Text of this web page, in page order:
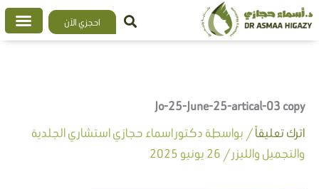
تخطي
إلى
احجزي الآن
Jo-25-June-25-artical-03 copy
اترك تعليقاً/ بواسطة دكتور اسماء حجازي استشاري الجلدية
والتجميل والليزر/ 26 يونيو 2025